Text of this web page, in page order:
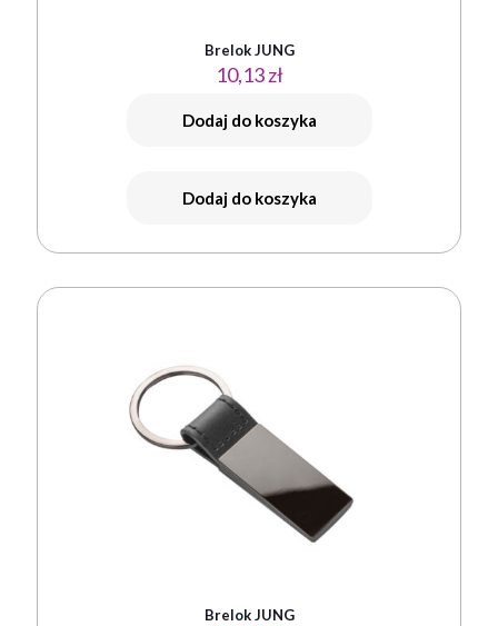
Brelok JUNG
10,13zł
Dodaj do koszyka
Dodaj do koszyka
Brelok JUNG